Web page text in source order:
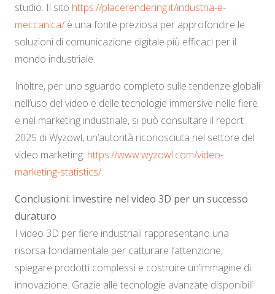
studio. Il sito https://placerendering.it/industria-e-
meccanica/ è una fonte preziosa per approfondire le
soluzioni di comunicazione digitale più efficaci per il
mondo industriale.
Inoltre, per uno sguardo completo sulle tendenze globali
nell’uso del video e delle tecnologie immersive nelle fiere
e nel marketing industriale, si può consultare il report
2025 di Wyzowl, un’autorità riconosciuta nel settore del
video marketing: https://www.wyzowl.com/video-
marketing-statistics/.
Conclusioni: investire nel video 3D per un successo
duraturo
I video 3D per fiere industriali rappresentano una
risorsa fondamentale per catturare l’attenzione,
spiegare prodotti complessi e costruire un’immagine di
innovazione. Grazie alle tecnologie avanzate disponibili